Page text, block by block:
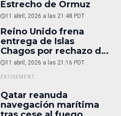
Estrecho de Ormuz
11 abril, 2026 a las 21:48 PDT
Reino Unido frena
entrega de Islas
Chagos por rechazo de
Trump
11 abril, 2026 a las 21:16 PDT
Qatar reanuda
navegación marítima